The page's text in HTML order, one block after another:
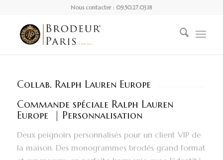
Nous contacter : 09.50.27.03.18
Collab. Ralph Lauren Europe
Commande spéciale Ralph Lauren
Europe | Personnalisation
Deux peignoirs personnalisés pour un client VIP de
la maison. Des monogrammes brodés grand format